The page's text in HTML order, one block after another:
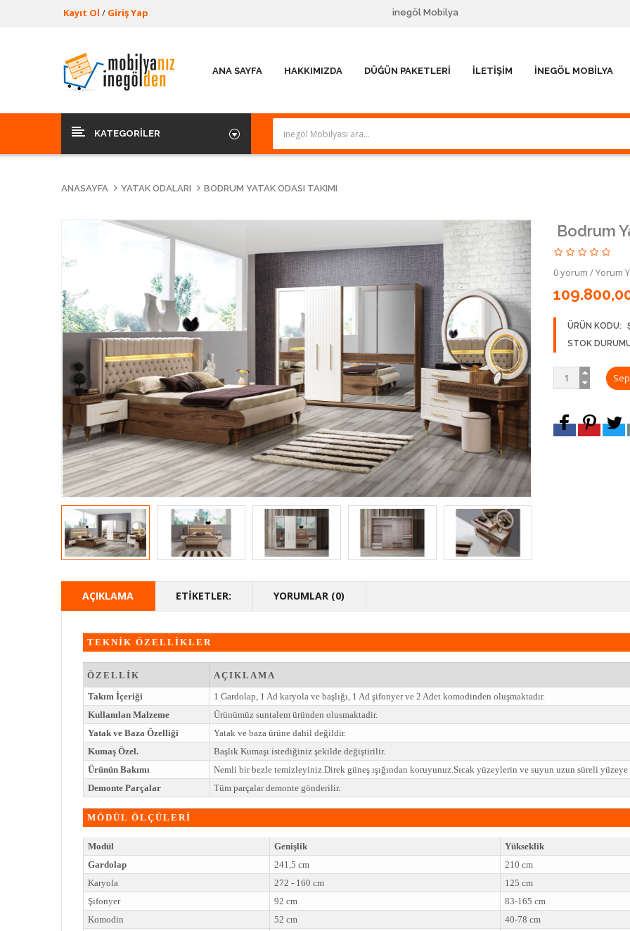
inegöl Mobilya
Kayıt Ol / Giriş Yap
ANA SAYFA HAKKIMIZDA DÜĞÜN PAKETLERI İLETIŞIM İNEGÖL MOBILYA
KATEGORILER
ANASAYFA YATAK ODALARI BODRUM YATAK ODASI TAKIMI
Bodrum
0 yorum /Yorum
ÜRÜN KODU:
STOK
AÇIKLAMA ETIKETLER: YORUMLAR (0)
TEKNİK ÖZELLİKLER
ÖZELLİK
AÇIKLAMA
Takım İçeriği
1 Gardolap, 1 Ad karyola ve başlığı, 1 Ad şifonyer ve 2 Adet komodinden oluşmaktadır.
Kullanılan Malzeme
Ürünümüz suntalem üründen olusmaktadir.
Yatak ve Baza Özelliği
Yatak ve baza ürüne dahil değildir.
Kumaş Özel.
Başlık Kumaşı istediğiniz şekilde değiştirilir.
Ürünün Bakımı
Nemli bir bezle temizleyiniz.Direk güneş ışığından koruyunuz.Sıcak yüzeylerin ve suyun uzun süreli yüzeye
Demonte Parçalar
Tüm parçalar demonte gönderilir.
MÖDÜL ÖLÇÜLERİ
Modül Genişlik Yükseklik
Gardolap
241,5 cm 210 cm
Karyola
272 - 160 cm 125 cm
Şifonyer
92 cm 83-165 cm
Komodin
52 cm 40-78 cm